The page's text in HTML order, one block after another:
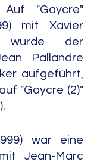
Auf "Gaycre"
mit Xavier
wurde der
Pallandre
aufgeführt,
"Gaycre (2)"
war eine
Jean-Marc